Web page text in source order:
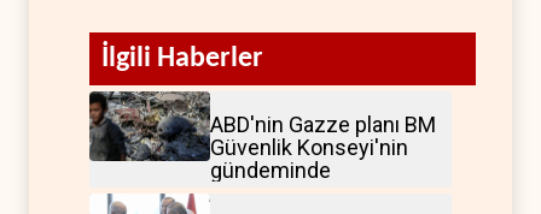
İlgili Haberler
ABD'nin Gazze planı BM
Güvenlik Konseyi'nin
gündeminde